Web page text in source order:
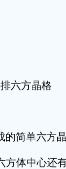
六方晶格
的简单六方
方体中心还